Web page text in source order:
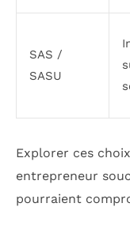
SAS /
SASU
Explorer ces
entrepreneur
pourraient